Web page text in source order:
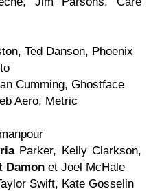
Ted Danson, Phoenix
Cumming, Ghostface
Aero, Metric
Parker, Kelly Clarkson,
Damon et Joel McHale
Swift, Kate Gosselin